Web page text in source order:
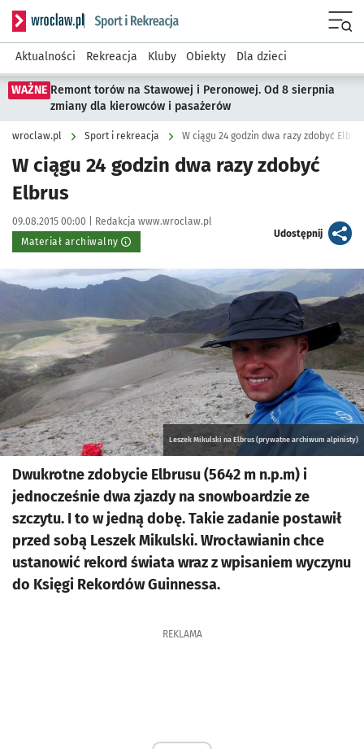
Serwis informacyjny wroclaw.pl podserwis: Sport i rekreacja
Aktualności Rekreacja Kluby Obiekty Dla dzieci
WAŻNE Remont torów na Stawowej i Peronowej. Od 8 sierpnia
zmiany dla kierowców i pasażerów
wroclaw.pl Sport i rekreacja W ciągu 24 godzin dwa razy zdobyć
W ciągu 24 godzin dwa razy zdobyć
Elbrus
Data publikacji:
09.08.2015 00:00 | Autor:
Redakcja www.wroclaw.pl
Materiał archiwalny
Udostępnijartykuł
Kliknij, aby powiększyć
Leszek Mikulski na Elbrus (prywatne archiwum alpinisty)
Dwukrotne zdobycie Elbrusu (5642 m n.p.m) i
jednocześnie dwa zjazdy na snowboardzie ze
szczytu. I to w jedną dobę. Takie zadanie postawił
przed sobą Leszek Mikulski. Wrocławianin chce
ustanowić rekord świata wraz z wpisaniem wyczynu
do Księgi Rekordów Guinnessa.
REKLAMA